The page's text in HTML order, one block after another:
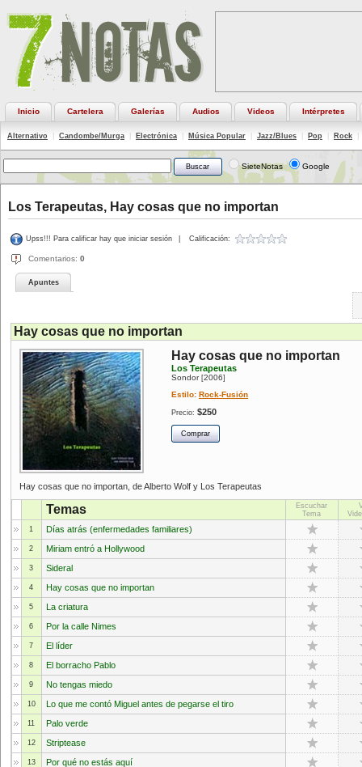
Inicio Cartelera Galerías Audios Videos Intérpretes
Alternativo Candombe/Murga Electrónica Música Popular Jazz/Blues Pop Rock
SieteNotas Google
Los Terapeutas, Hay cosas que no importan
Upss!!! Para calificar hay que iniciar sesión Calificación:
Comentarios: 0
Apuntes
Hay cosas que no importan
Hay cosas que no importan
Los Terapeutas
Sondor[2006]
Estilo: Rock-Fusión
Precio: $250
Hay cosas que no importan, de Alberto Wolf y Los Terapeutas
Temas
Escuchar
Tema
1
Días atrás (enfermedades familiares)
2 Miriam entró a Hollywood
3 Sideral
4 Hay cosas que no importan
5 La criatura
6 Por la calle Nimes
7 El líder
8 El borracho Pablo
9 No tengas miedo
10 Lo que me contó Miguel antes de pegarse el tiro
11 Palo verde
12 Striptease
13 Por qué no estás aquí